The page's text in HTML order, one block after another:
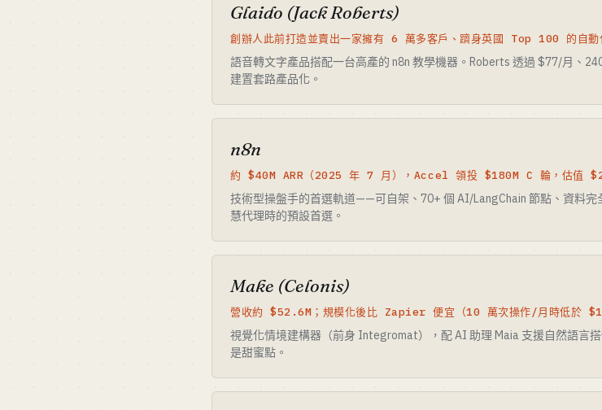
Glaido (Jack Roberts)
創辦人此前打造並賣出一家擁有 6 萬多客戶、躋身英國 Top 100 的自
語音轉文字產品搭配一台高產的 n8n 教學機器。Roberts 透過 $77/月、
建置套路產品化。
n8n
約 $40M ARR（2025 年 7 月），Accel 領投 $180M C 輪，估值
技術型操盤手的首選軌道——可自架、70+ 個 AI/LangChain 節點、資料
慧代理時的預設首選。
Make (Celonis)
營收約 $52.6M；規模化後比 Zapier 便宜（10 萬次操作/月時低於
視覺化情境建構器（前身 Integromat），配 AI 助理 Maia 支援自然語言
是甜蜜點。